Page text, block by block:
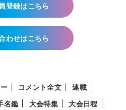
登録はこちら
わせはこちら
コメント全文
連載
名鑑 大会特集 大会日程